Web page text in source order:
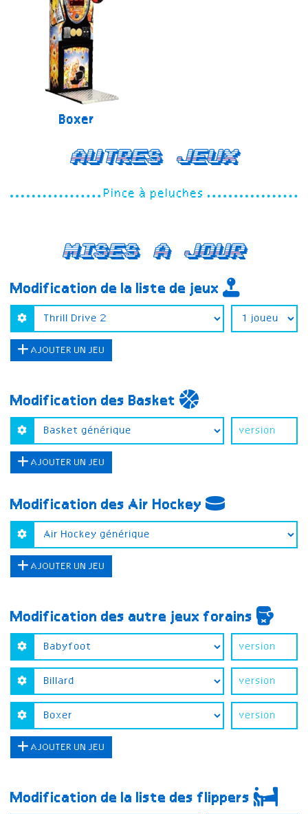
Boxer
Autres jeux
Pince à peluches
Mises a jour
Modification de la liste de jeux
AJOUTER UN JEU
Modification des Basket
AJOUTER UN JEU
Modification des Air Hockey
AJOUTER UN JEU
Modification des autre jeux forains
AJOUTER UN JEU
Modification de la liste des flippers